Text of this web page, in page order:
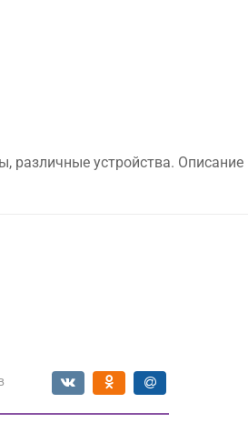
различные устройства. Описание